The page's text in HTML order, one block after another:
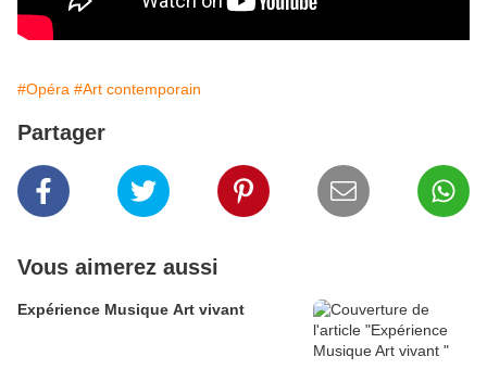
#Opéra #Art contemporain
Partager
Vous aimerez aussi
Expérience Musique Art vivant